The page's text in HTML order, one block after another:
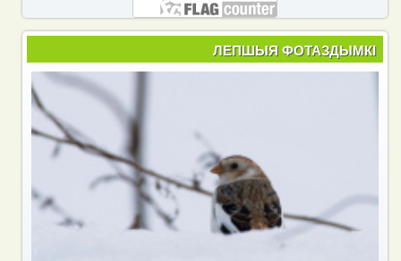
ЛЕПШЫЯ ФОТАЗДЫМКІ